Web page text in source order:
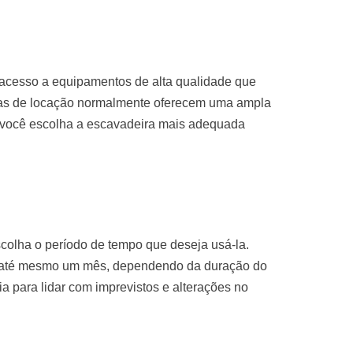
a equipamentos de alta qualidade que
de locação normalmente oferecem uma ampla
escolha a escavadeira mais adequada
o período de tempo que deseja usá-la.
mesmo um mês, dependendo da duração do
para lidar com imprevistos e alterações no